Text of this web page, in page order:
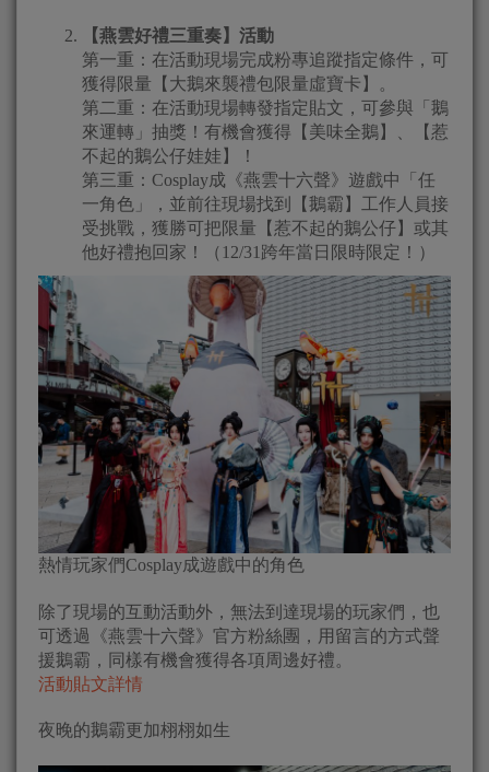
【燕雲好禮三重奏】活動
第一重：在活動現場完成粉專追蹤指定條件，可
獲得限量【大鵝來襲禮包限量虛寶卡】。
第二重：在活動現場轉發指定貼文，可參與「鵝
來運轉」抽獎！有機會獲得【美味全鵝】、【惹
不起的鵝公仔娃娃】！
第三重：Cosplay成《燕雲十六聲》遊戲中「任
一角色」，並前往現場找到【鵝霸】工作人員接
受挑戰，獲勝可把限量【惹不起的鵝公仔】或其
他好禮抱回家！（12/31跨年當日限時限定！）
熱情玩家們Cosplay成遊戲中的角色
除了現場的互動活動外，無法到達現場的玩家們，也
可透過《燕雲十六聲》官方粉絲團，用留言的方式聲
援鵝霸，同樣有機會獲得各項周邊好禮。
活動貼文詳情
夜晚的鵝霸更加栩栩如生